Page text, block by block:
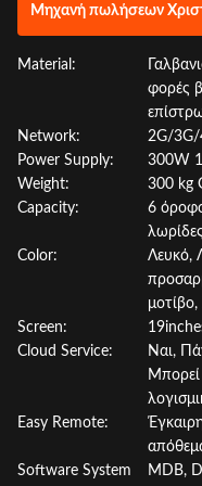
Μηχανή πωλήσεων
Material:
φορές
Network:
2G/3G/
Power Supply:
300W
Weight:
300 kg
Capacity:
6
Color:
Λευκό,
Screen:
Cloud Service:
Ναι,
Μπορεί
Easy Remote:
Software System
MDB,